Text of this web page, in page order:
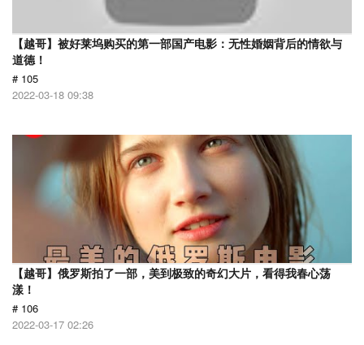
【越哥】被好莱坞购买的第一部国产电影：无性婚姻背后的情欲与
道德！
# 105
2022-03-18 09:38
【越哥】俄罗斯拍了一部，美到极致的奇幻大片，看得我春心荡
漾！
# 106
2022-03-17 02:26